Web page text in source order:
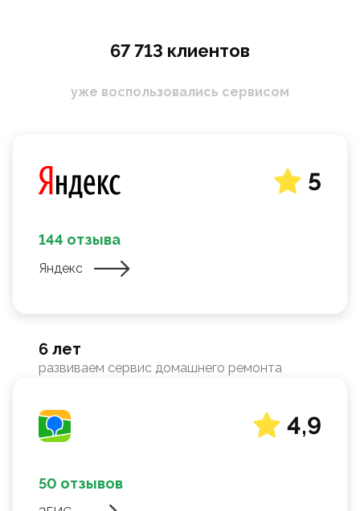
67 713 клиентов
уже воспользовались сервисом
5
144 отзыва
Яндекс
6 лет
развиваем сервис домашнего ремонта
4,9
50 отзывов